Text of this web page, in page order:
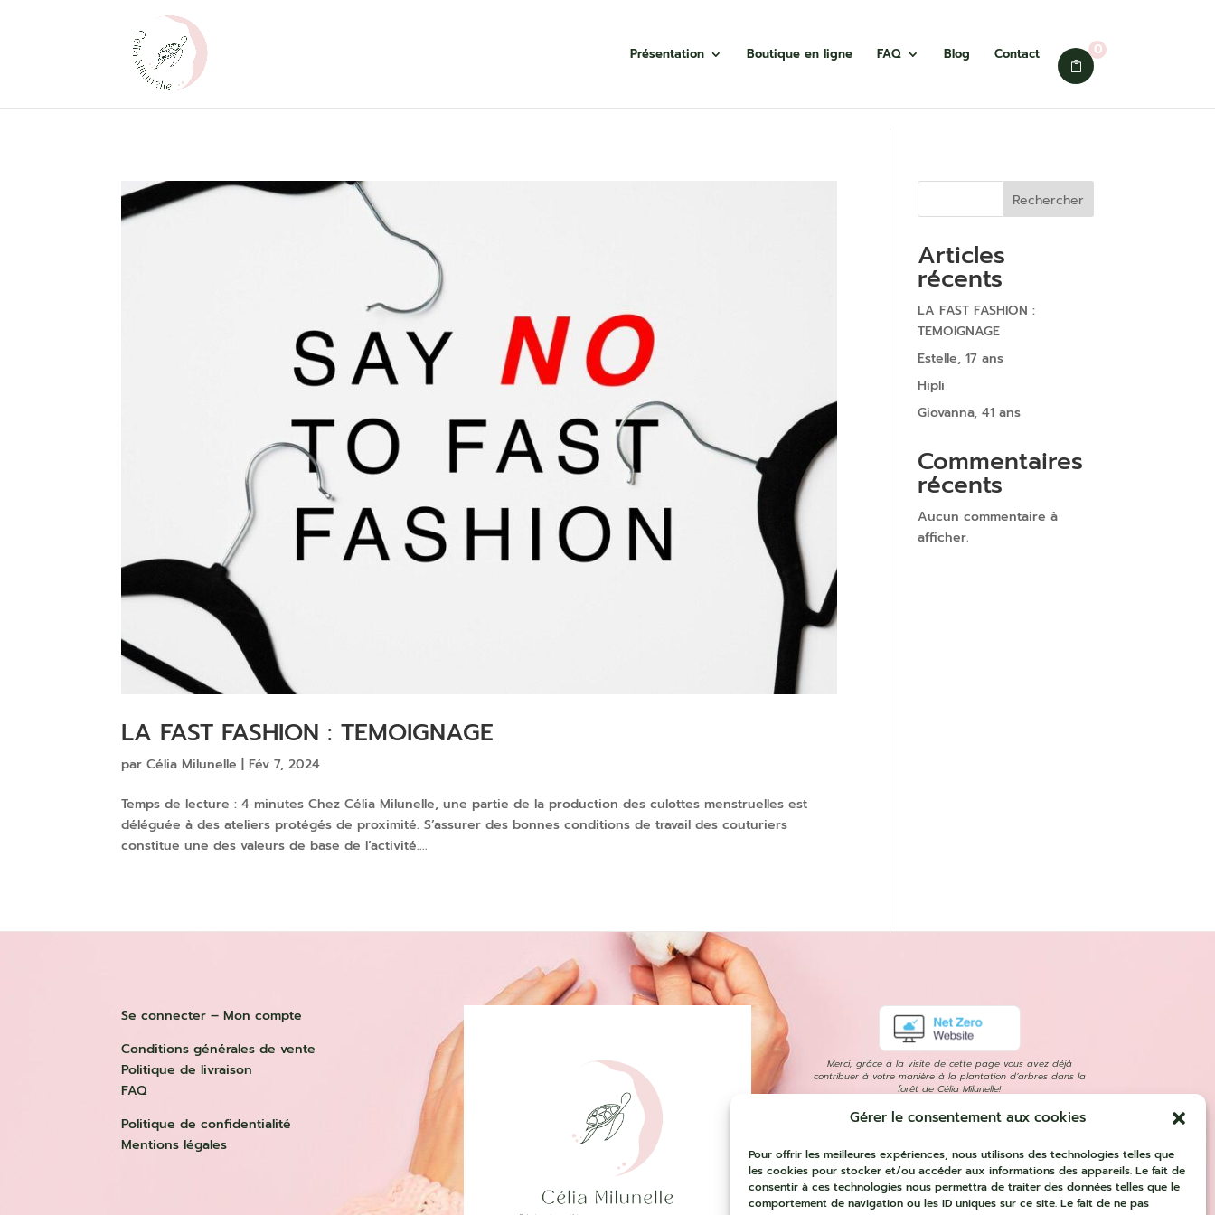
Gérer le consentement aux cookies
Pour offrir les meilleures expériences, nous utilisons des technologies telles que
les cookies pour stocker et/ou accéder aux informations des appareils. Le fait de
consentir à ces technologies nous permettra de traiter des données telles que le
comportement de navigation ou les ID uniques sur ce site. Le fait de ne pas
Présentation Boutique en ligne FAQ Blog Contact 0
LA FAST FASHION : TEMOIGNAGE
parCélia Milunelle |Fév 7, 2024
Temps de lecture : 4 minutes Chez Célia Milunelle, une partie de la production des culottes menstruelles est
déléguée à des ateliers protégés de proximité. S’assurer des bonnes conditions de travail des couturiers
constitue une des valeurs de base de l’activité....
Rechercher
Articles
récents
LA FAST FASHION :
TEMOIGNAGE
Estelle, 17 ans
Hipli
Giovanna, 41 ans
Commentaires
récents
Aucun commentaire à
afficher.
Se connecter – Mon compte
Conditions générales de vente
Politique de livraison
FAQ
Politique de confidentialité
Mentions légales
Merci, grâce à la visite de cette page vous avez déjà
contribuer à votre manière à la plantation d’arbres dans la
forêt de Célia Milunelle!